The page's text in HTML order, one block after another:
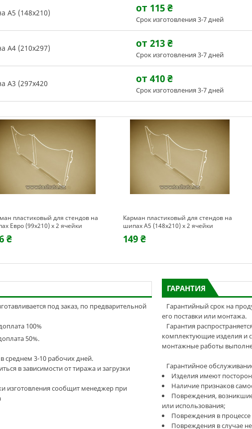
А5 (148х210) от 115₴
Срок изготовления 3-7 дней
А4 (210х297) от 213₴
Срок изготовления 3-7 дней
А3 (297х420 от 410₴
Срок изготовления 3-7 дней
пластиковый для стендов на
Евро (99х210) х 2 ячейки
₴
Карман пластиковый для стендов на
шипах А5 (148х210) х 2 ячейки
149 ₴
под заказ, по предварительной
100%
50%.
среднем 3-10 рабочих дней.
в зависимости от тиража и загрузки
изготовления сообщит менеджер при
ГАРАНТИЯ
Гарантийный срок на
его поставки или монтажа.
Гарантия
комплектующие изделия и
монтажные работы
Гарантийное
Изделия имеют
Наличие признаков
Повреждения,
или использования;
Повреждения в
Повреждения в случае